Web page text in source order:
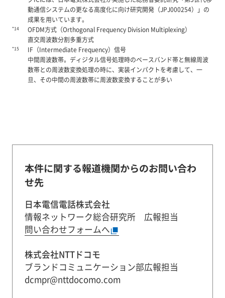
動通信システムの更なる高度化に向け研究開発（JPJ000254）」の
成果を用いています。
*14
OFDM方式（Orthogonal Frequency Division Multiplexing）
直交周波数分割多重方式
*15
IF（Intermediate Frequency）信号
中間周波数帯。ディジタル信号処理時のベースバンド帯と無線周波
数帯との周波数変換処理の時に、実装インパクトを考慮して、一
旦、その中間の周波数帯に周波数変換することが多い
本件に関する報道機関からのお問い合わ
せ先
日本電信電話株式会社
情報ネットワーク総合研究所 広報担当
問い合わせフォームへ
株式会社NTTドコモ
ブランドコミュニケーション部広報担当
dcmpr@nttdocomo.com